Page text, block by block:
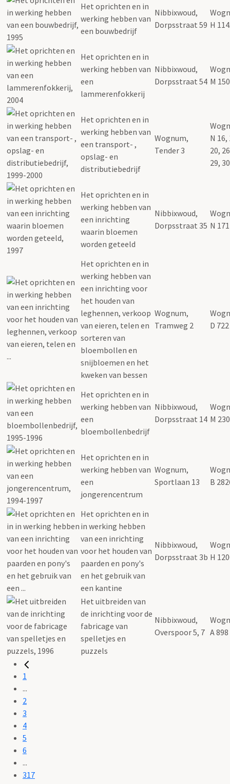
Het oprichten en in
werking hebben van
een bouwbedrijf
Nibbixwoud,
Dorpsstraat 59 H
Het oprichten en in
werking hebben van
een
lammerenfokkerij
Nibbixwoud,
Dorpsstraat 54 M 150
Het oprichten en in
werking hebben van
een transport- ,
opslag- en
distributiebedrijf
Wognum,
Tender 3
N 16,
20,
29, 30
Het oprichten en in
werking hebben van
een inrichting
waarin bloemen
worden geteeld
Nibbixwoud,
Dorpsstraat 35 N 171
Het oprichten en in
werking hebben van
een inrichting voor
het houden van
leghennen, verkoop
van eieren, telen en
sorteren van
bloembollen en
snijbloemen en het
kweken van bessen
Wognum,
Tramweg 2
D 722
Het oprichten en in
werking hebben van
een
bloembollenbedrijf
Nibbixwoud,
Dorpsstraat 14 M 230
Het oprichten en in
werking hebben van
een
jongerencentrum
Wognum,
Sportlaan 13
B
Het oprichten en in
in werking hebben
van een inrichting
voor het houden van
paarden en pony's
en het gebruik van
een kantine
Nibbixwoud,
Dorpsstraat 3b H
Het uitbreiden van
de inrichting voor de
fabricage van
spelletjes en
puzzels
Nibbixwoud,
Overspoor 5, 7 A 898
1
...
2
3
4
5
6
...
317